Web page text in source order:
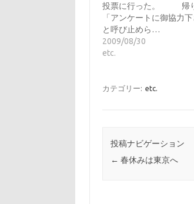
投票に行った。 帰
「アンケートに御協力下
と呼び止めら…
2009/08/30
etc.
カテゴリー: etc.
投稿ナビゲーション
← 春休みは東京へ